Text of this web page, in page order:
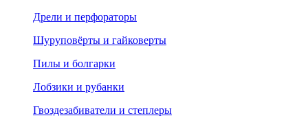
Дрели и перфораторы
Шуруповёрты и гайковерты
Пилы и болгарки
Лобзики и рубанки
Гвоздезабиватели и степлеры